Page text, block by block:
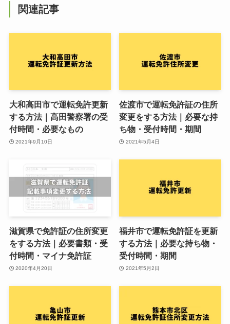
関連記事
大和高田市で運転免許更新
する方法｜高田警察署の受
付時間・必要なもの
2021年9月10日
佐渡市で運転免許証の住所
変更をする方法｜必要な持
ち物・受付時間・期間
2021年5月4日
滋賀県で免許証の住所変更
をする方法｜必要書類・受
付時間・マイナ免許証
2020年4月20日
福井市で運転免許証を更新
する方法｜必要な持ち物・
受付時間・期間
2021年5月2日